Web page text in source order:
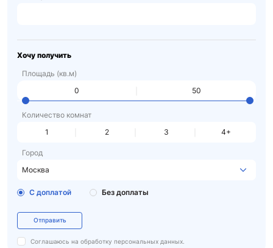
Хочу получить
Площадь (кв.м)
Количество комнат
1
2 3 4+
Город
Москва
C доплатой Без доплаты
Отправить
Соглашаюсь на обработку персональных данных.